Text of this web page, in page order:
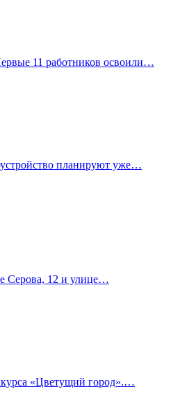
11 работников освоили…
планируют уже…
Серова, 12 и улице…
«Цветущий город».…